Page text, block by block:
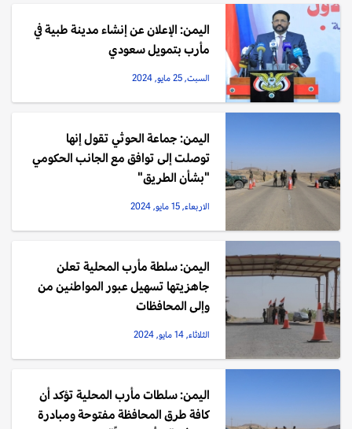
اليمن: الإعلان عن إنشاء مدينة طبية في
مأرب بتمويل سعودي
السبت, 25 مايو, 2024
اليمن: جماعة الحوثي تقول إنها
توصلت إلى توافق مع الجانب الحكومي
"بشأن الطريق"
الاربعاء, 15 مايو, 2024
اليمن: سلطة مأرب المحلية تعلن
جاهزيتها تسهيل عبور المواطنين من
وإلى المحافظات
الثلاثاء, 14 مايو, 2024
اليمن: سلطات مأرب المحلية تؤكد أن
كافة طرق المحافظة مفتوحة ومبادرة